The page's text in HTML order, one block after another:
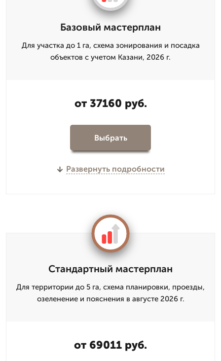
Базовый мастерплан
Для участка до 1 га, схема зонирования и посадка
объектов с учетом Казани, 2026 г.
от 37160 руб.
Выбрать
Развернуть подробности
Стандартный мастерплан
Для территории до 5 га, схема планировки, проезды,
озеленение и пояснения в августе 2026 г.
от 69011 руб.